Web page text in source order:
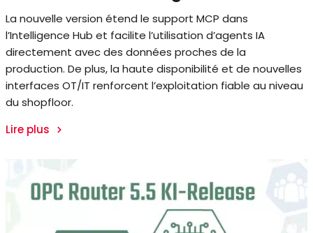
La nouvelle version étend le support MCP dans
l’Intelligence Hub et facilite l’utilisation d’agents IA
directement avec des données proches de la
production. De plus, la haute disponibilité et de nouvelles
interfaces OT/IT renforcent l’exploitation fiable au niveau
du shopfloor.
Lire plus